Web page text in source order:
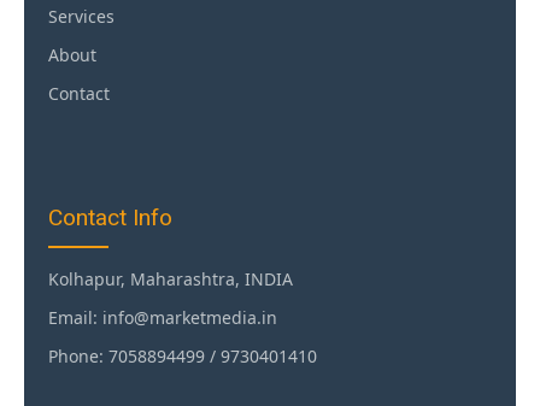
Services
About
Contact
Contact Info
Kolhapur, Maharashtra, INDIA
Email: info@marketmedia.in
Phone: 7058894499 / 9730401410